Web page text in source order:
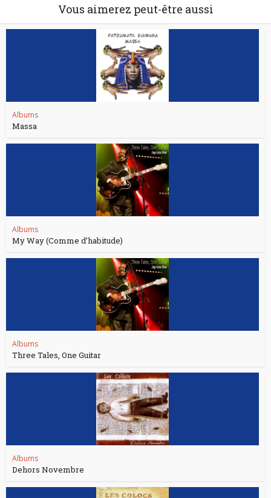
Vous aimerez peut-être aussi
Albums
Massa
Albums
My Way (Comme d’habitude)
Albums
Three Tales, One Guitar
Albums
Dehors Novembre